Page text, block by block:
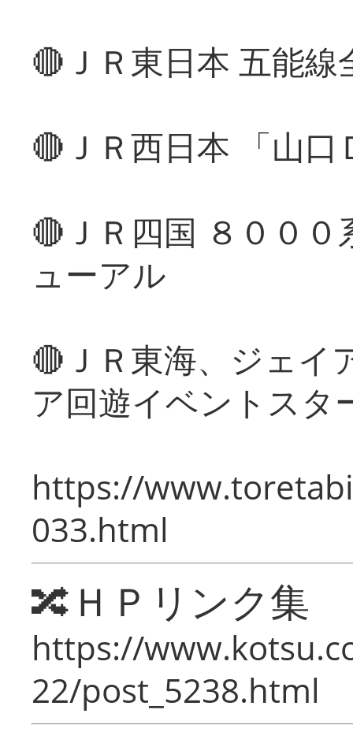
🔴ＪＲ東日本 五能
🔴ＪＲ西日本 「山
🔴ＪＲ四国 ８００
ューアル
🔴ＪＲ東海、ジェイ
ア回遊イベントスタ
https://
033.html
🔀ＨＰリンク集
https://
22/post_5238.html